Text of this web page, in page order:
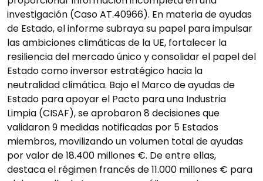
investigación (Caso AT.40966). En materia de ayudas
de Estado, el informe subraya su papel para impulsar
las ambiciones climáticas de la UE, fortalecer la
resiliencia del mercado único y consolidar el papel del
Estado como inversor estratégico hacia la
neutralidad climática. Bajo el Marco de ayudas de
Estado para apoyar el Pacto para una Industria
Limpia (CISAF), se aprobaron 8 decisiones que
validaron 9 medidas notificadas por 5 Estados
miembros, movilizando un volumen total de ayudas
por valor de 18.400 millones €. De entre ellas,
destaca el régimen francés de 11.000 millones € para